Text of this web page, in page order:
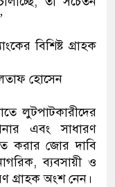
বিশিষ্ট গ্রাহক
হোসেন
লুটপাটকারীদের
এবং সাধারণ
করার জোর দাবি
ব্যবসায়ী ও
গ্রাহক অংশ নেন।